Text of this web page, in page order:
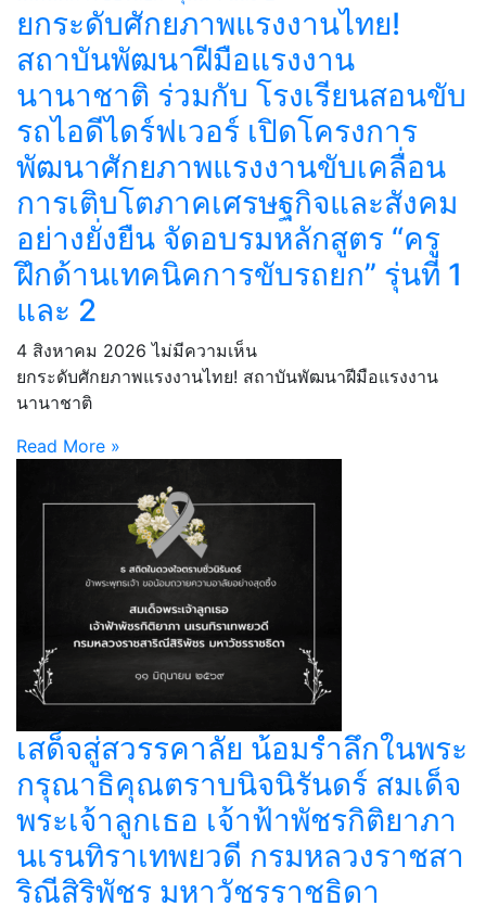
ยกระดับศักยภาพแรงงานไทย!
สถาบันพัฒนาฝีมือแรงงาน
นานาชาติ ร่วมกับ โรงเรียนสอนขับ
รถไอดีไดร์ฟเวอร์ เปิดโครงการ
พัฒนาศักยภาพแรงงานขับเคลื่อน
การเติบโตภาคเศรษฐกิจและสังคม
อย่างยั่งยืน จัดอบรมหลักสูตร “ครู
ฝึกด้านเทคนิคการขับรถยก” รุ่นที่ 1
และ 2
4 สิงหาคม 2026ไม่มีความเห็น
ยกระดับศักยภาพแรงงานไทย! สถาบันพัฒนาฝีมือแรงงาน
นานาชาติ
Read More »
เสด็จสู่สวรรคาลัย น้อมรำลึกในพระ
กรุณาธิคุณตราบนิจนิรันดร์ สมเด็จ
พระเจ้าลูกเธอ เจ้าฟ้าพัชรกิติยาภา
นเรนทิราเทพยวดี กรมหลวงราชสา
ริณีสิริพัชร มหาวัชรราชธิดา